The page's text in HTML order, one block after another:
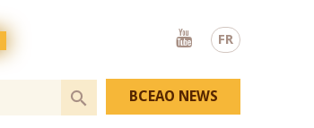
FR
Youtube
BCEAO NEWS